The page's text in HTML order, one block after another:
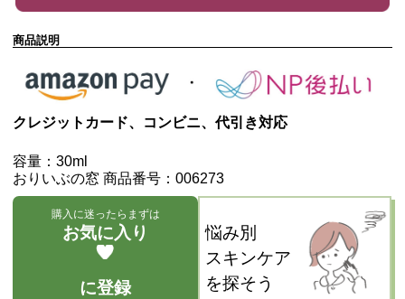
商品説明
クレジットカード、コンビニ、代引き対応
容量：30ml
おりいぶの窓 商品番号：006273
購入に迷ったらまずは
お気に入り
に登録
悩み別
スキンケア
を探そう